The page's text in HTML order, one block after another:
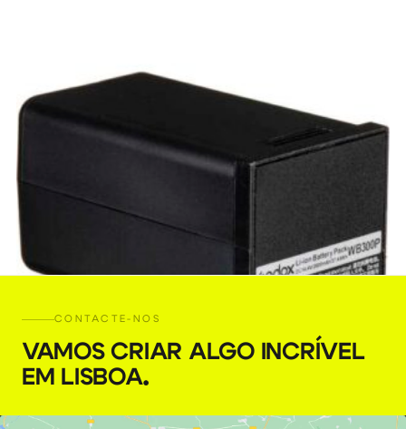
Bateria GODOX AD300 Pro
CONTACTE-NOS
VAMOS CRIAR ALGO INCRÍVEL
EM LISBOA.